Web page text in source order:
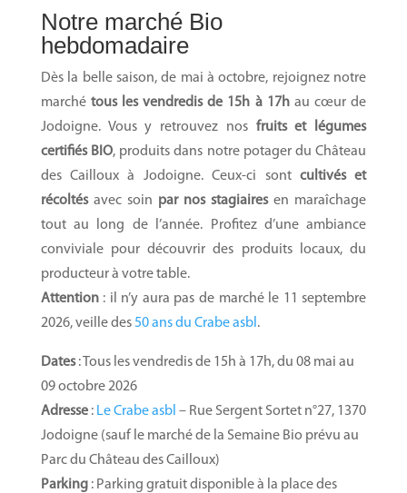
Notre marché Bio
hebdomadaire
Dès la belle saison, de mai à octobre, rejoignez notre
marché tous les vendredis de 15h à 17hau cœur de
Jodoigne. Vous y retrouvez nos fruits et légumes
certifiés BIO, produits dans notre potager du Château
des Cailloux à Jodoigne. Ceux-ci sont cultivés et
récoltésavec soin par nos stagiairesen maraîchage
tout au long de l’année. Profitez d’une ambiance
conviviale pour découvrir des produits locaux, du
producteur à votre table.
Attention: il n’y aura pas de marché le 11 septembre
2026, veille des50 ans du Crabe asbl .
Dates: Tous les vendredis de 15h à 17h, du 08 mai au
09 octobre 2026
Adresse: Le Crabe asbl – Rue Sergent Sortet n°27, 1370
Jodoigne (sauf le marché de la Semaine Bio prévu au
Parc du Château des Cailloux)
Parking: Parking gratuit disponible à la place des